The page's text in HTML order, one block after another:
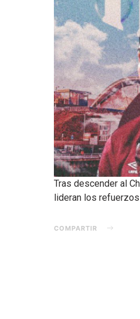
Tras descender al
lideran los
COMPARTIR